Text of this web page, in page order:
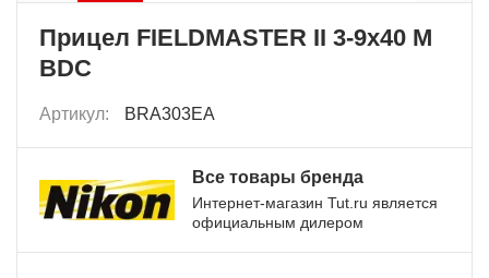
Прицел FIELDMASTER II 3-9x40 M
BDC
Артикул: BRA303EA
Все товары бренда
Интернет-магазин Tut.ru является
официальным дилером